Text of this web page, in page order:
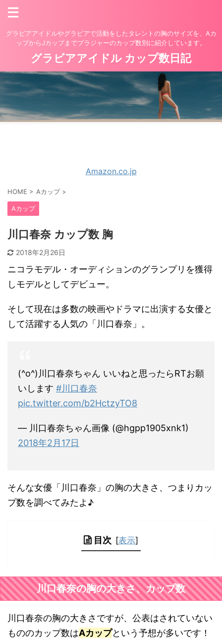
グラビアアイドルやグラビアで活動をしたタレントの胸のサイズを、Aカ
ップからJカップまでブラジャーのカップ数別に紹介しています。
グラビアアイドル カップ数日記
Amazon.co.jp
HOME > Aカップ >
Aカップ
川口春奈 カップ数 胸
2018年2月26日
ニコラモデル・オーディションのグランプリを獲得
しモデルとしてデビュー。
そして現在は多数の映画やドラマに出演する女優と
して活躍する人気の「川口春奈」。
(^o^)川口春奈ちゃん いいねと思ったらRTお願
いします #川口春奈
pic.twitter.com/b2HctzyTO8
— 川口春奈ちゃん画像 (@hgpp1905xnk1)
2018年2月17日
そんな女優「川口春奈」の胸の大きさ、つまりカッ
プ数を調べてみたよ♪
目次 [表示]
川口春奈の胸の大きさ、カップ数
川口春奈の胸の大きさですが、公表はされていない
もののカップ数はAカップという予想が多いです！